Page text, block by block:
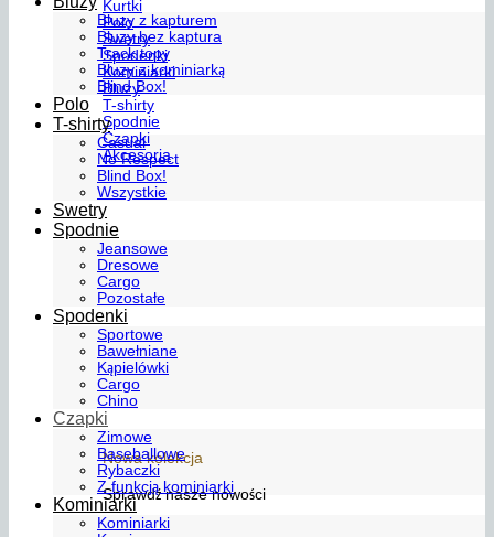
Kurtki
Polo
Swetry
Spodenki
Kominiarki
Bluzy
T-shirty
Spodnie
Czapki
Akcesoria
Nowa kolekcja
Sprawdź nasze nowości
Bluzy z kapturem
Bluzy bez kaptura
Track topy
Bluzy z kominiarką
Blind Box!
Polo
T-shirty
Casual
No Respect
Blind Box!
Wszystkie
Swetry
Spodnie
Jeansowe
Dresowe
Cargo
Pozostałe
Spodenki
Sportowe
Bawełniane
Kąpielówki
Cargo
Chino
Czapki
Zimowe
Baseballowe
Rybaczki
Z funkcją kominiarki
Kominiarki
Kominiarki